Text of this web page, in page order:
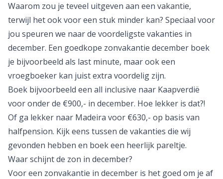
Waarom zou je teveel uitgeven aan een vakantie,
terwijl het ook voor een stuk minder kan? Speciaal voor
jou speuren we naar de voordeligste vakanties in
december. Een goedkope zonvakantie december boek
je bijvoorbeeld als last minute, maar ook een
vroegboeker kan juist extra voordelig zijn.
Boek bijvoorbeeld een all inclusive naar Kaapverdië
voor onder de €900,- in december. Hoe lekker is dat?!
Of ga lekker naar Madeira voor €630,- op basis van
halfpension. Kijk eens tussen de vakanties die wij
gevonden hebben en boek een heerlijk pareltje.
Waar schijnt de zon in december?
Voor een zonvakantie in december is het goed om je af